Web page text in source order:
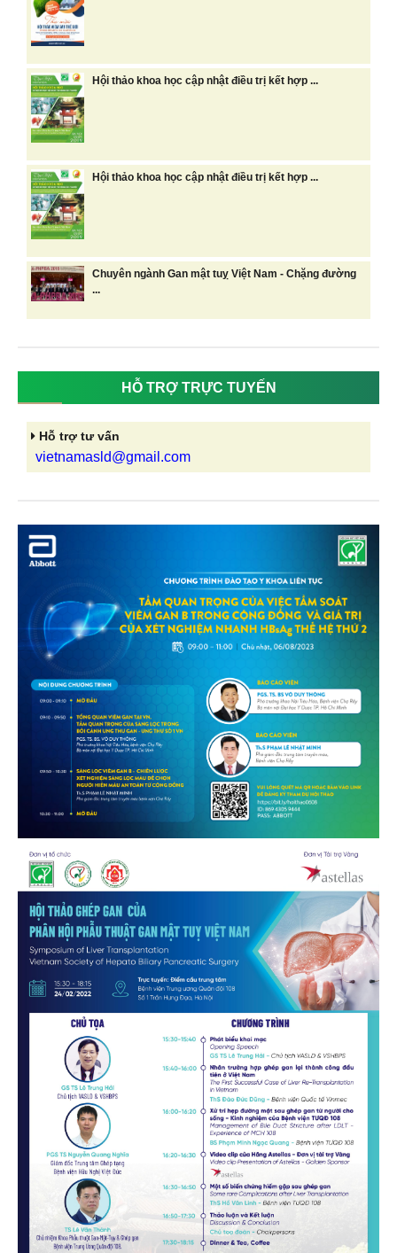
Hội thảo khoa học cập nhật điều trị kết hợp ...
Hội thảo khoa học cập nhật điều trị kết hợp ...
Chuyên ngành Gan mật tuỵ Việt Nam - Chặng đường
...
HỖ TRỢ TRỰC TUYẾN
Hỗ trợ tư vấn
vietnamasld@gmail.com